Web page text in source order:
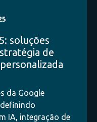
soluções
de
da Google
IA, integração de